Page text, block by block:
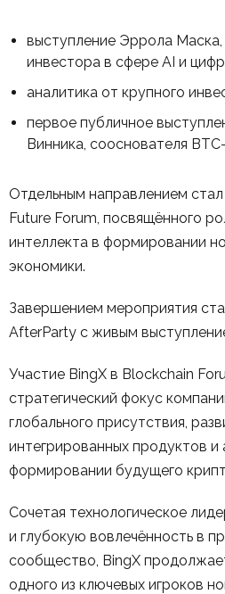
выступление Эррола
инвестора в сфере AI и
аналитика от крупного
первое публичное
Винника, сооснователя
Отдельным направлением
Future Forum, посвящённого
интеллекта в формировании
экономики.
Завершением мероприятия
AfterParty с живым
Участие BingX в Blockchain
стратегический фокус
глобального присутствия,
интегрированных продуктов и
формировании будущего
Сочетая технологическое
и глубокую вовлечённость в
сообщество, BingX
одного из ключевых игроков